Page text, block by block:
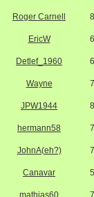
Roger Carnell
EricW
Detlef_1960
Wayne
JPW1944
hermann58
JohnA(eh?)
Canavar
mathias60